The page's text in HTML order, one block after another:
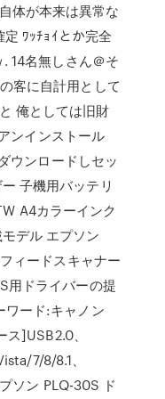
体が本来は異常な
ﾜｯﾁｮｲとか完全
14名無しさん＠そ
客に自計用として
俺としては旧財
ンインストール
ウンロードしセッ
子機用バッテリ
A4カラーインク
デル エプソン
ィードスキャナー
用ドライバーの提
ワード:キャノン
]USB2.0、
7/8/8.1、
ソン PLQ-30S ド